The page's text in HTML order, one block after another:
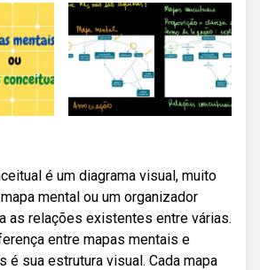
é um diagrama visual, muito
mental ou um organizador
as relações existentes entre várias.
entre mapas mentais e
é sua estrutura visual. Cada mapa